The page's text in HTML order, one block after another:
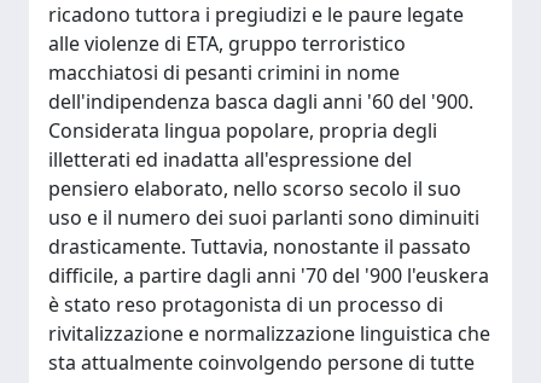
ricadono tuttora i pregiudizi e le paure legate
alle violenze di ETA, gruppo terroristico
macchiatosi di pesanti crimini in nome
dell'indipendenza basca dagli anni '60 del '900.
Considerata lingua popolare, propria degli
illetterati ed inadatta all'espressione del
pensiero elaborato, nello scorso secolo il suo
uso e il numero dei suoi parlanti sono diminuiti
drasticamente. Tuttavia, nonostante il passato
difficile, a partire dagli anni '70 del '900 l'euskera
è stato reso protagonista di un processo di
rivitalizzazione e normalizzazione linguistica che
sta attualmente coinvolgendo persone di tutte